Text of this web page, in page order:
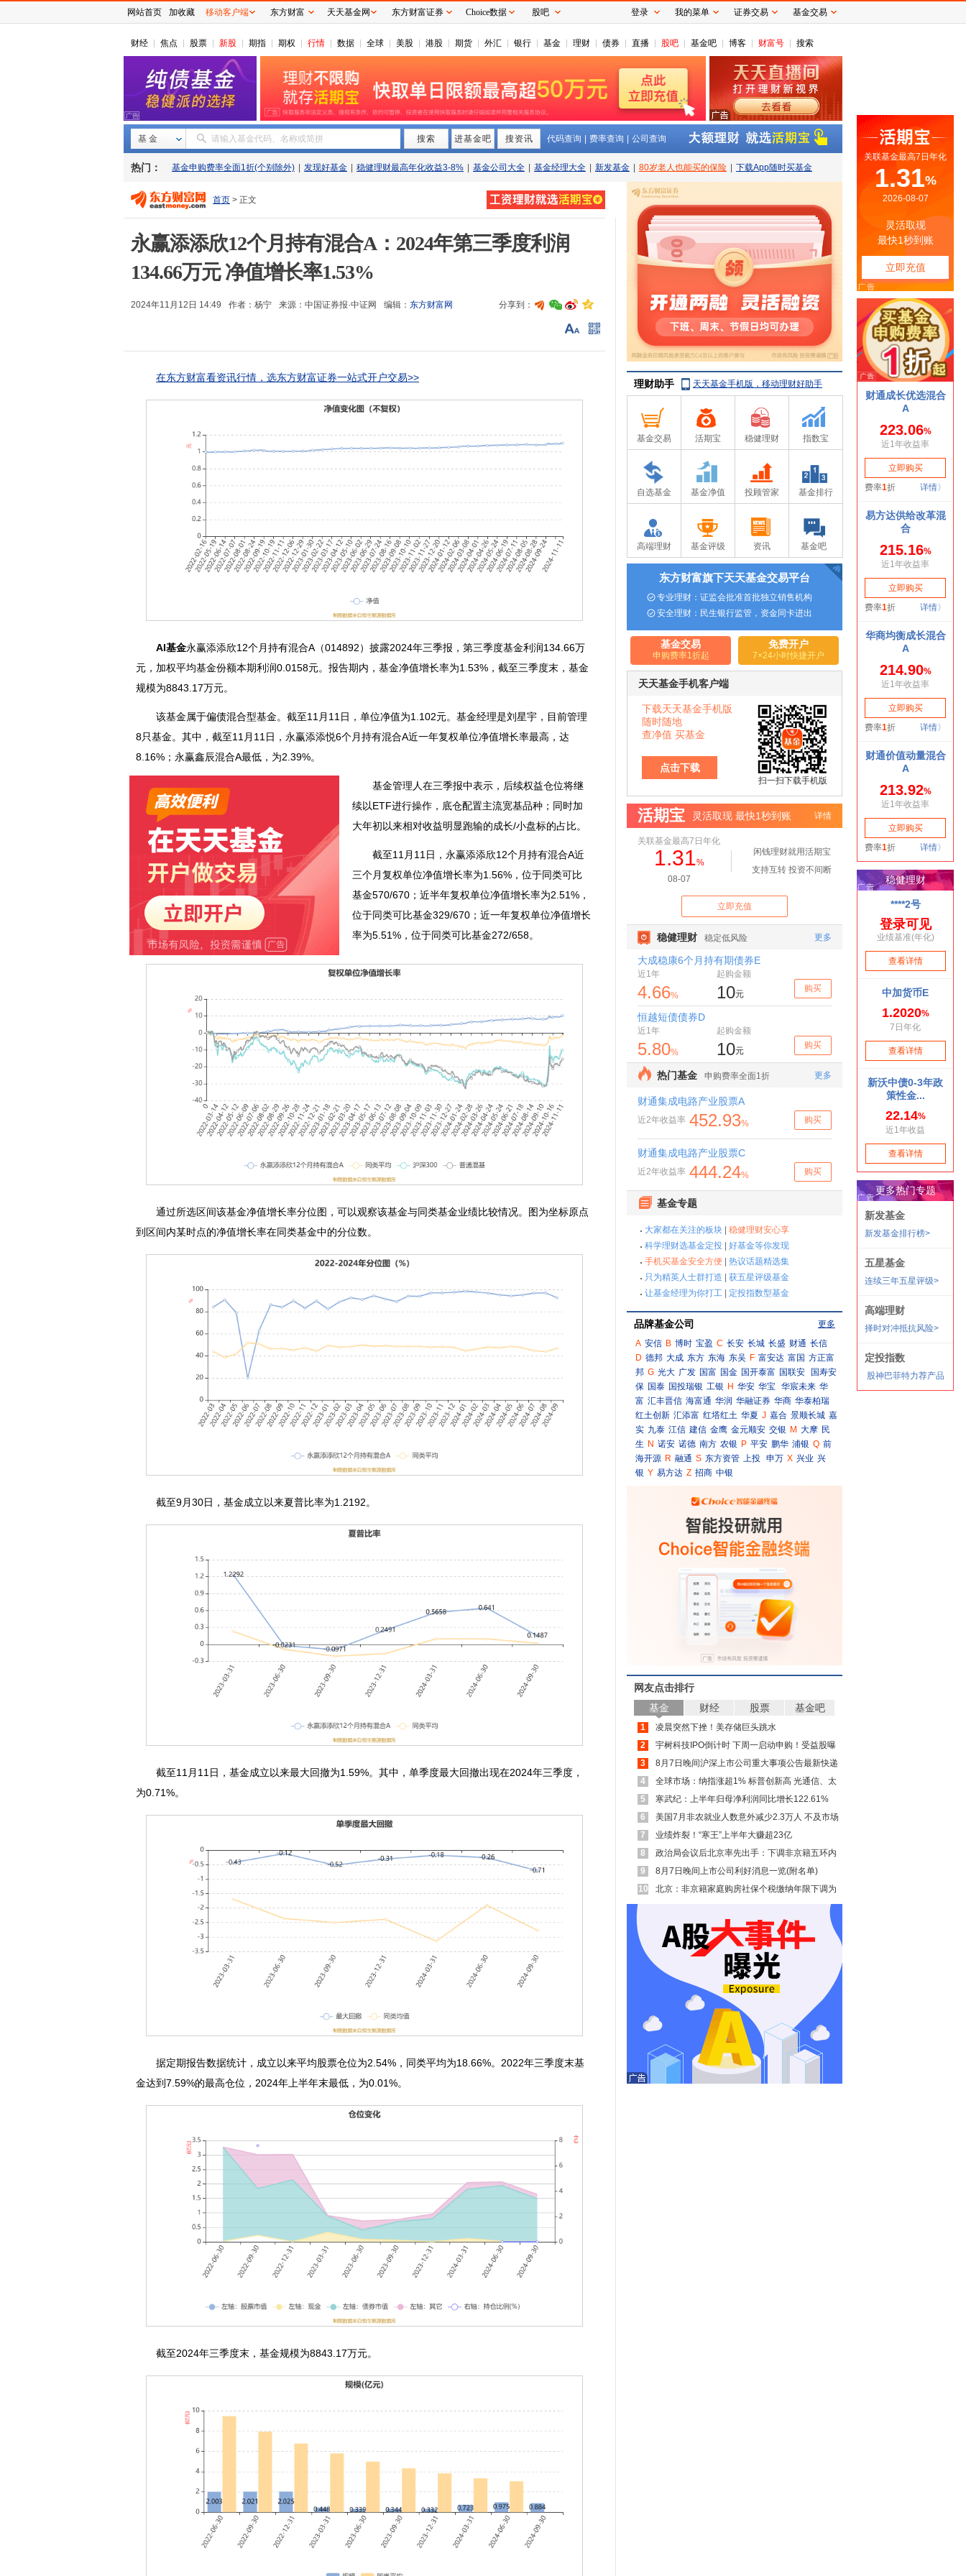
财经 焦点 股票 新股 期指 期权 行情 数据 全球 美股 港股 期货 外汇 银行 基金 理财 债券 直播 股吧 基金吧 博客 财富号 搜索
基 金 请输入基金代码、名称或简拼 搜索 进基金吧 搜资讯 代码查询 费率查询 公司查询
热门： 基金申购费率全面1折(个别除外) 发现好基金 稳健理财最高年化收益3-8% 基金公司大全 基金经理大全 新发基金 80岁老人也能买的保险 下载App随时买基金
首页 > 正文
永赢添添欣12个月持有混合A：2024年第三季度利润
134.66万元 净值增长率1.53%
2024年11月12日 14:49 作者：杨宁 来源： 中国证券报·中证网 编辑： 东方财富网 分享到：
在东方财富看资讯行情，选东方财富证券一站式开户交易>>
AI基金永赢添添欣12个月持有混合A（014892）披露2024年三季报，第三季度基金利润134.66万
元，加权平均基金份额本期利润0.0158元。报告期内，基金净值增长率为1.53%，截至三季度末，基金
规模为8843.17万元。
该基金属于偏债混合型基金。截至11月11日，单位净值为1.102元。基金经理是刘星宇，目前管理
8只基金。其中，截至11月11日，永赢添添悦6个月持有混合A近一年复权单位净值增长率最高，达
8.16%；永赢鑫辰混合A最低，为2.39%。
基金管理人在三季报中表示，后续权益仓位将继
续以ETF进行操作，底仓配置主流宽基品种；同时加
大年初以来相对收益明显跑输的成长/小盘标的占比。
截至11月11日，永赢添添欣12个月持有混合A近
三个月复权单位净值增长率为1.56%，位于同类可比
基金570/670；近半年复权单位净值增长率为2.51%，
位于同类可比基金329/670；近一年复权单位净值增长
率为5.51%，位于同类可比基金272/658。
通过所选区间该基金净值增长率分位图，可以观察该基金与同类基金业绩比较情况。图为坐标原点
到区间内某时点的净值增长率在同类基金中的分位数。
截至9月30日，基金成立以来夏普比率为1.2192。
截至11月11日，基金成立以来最大回撤为1.59%。其中，单季度最大回撤出现在2024年三季度，
为0.71%。
据定期报告数据统计，成立以来平均股票仓位为2.54%，同类平均为18.66%。2022年三季度末基
金达到7.59%的最高仓位，2024年上半年末最低，为0.01%。
截至2024年三季度末，基金规模为8843.17万元。
理财助手 天天基金手机版，移动理财好助手
基金交易 活期宝 稳健理财 指数宝
自选基金 基金净值 投顾管家 基金排行
高端理财 基金评级 资讯 基金吧
品牌基金公司
更多
A 安信 B 博时 宝盈 C 长安 长城 长盛 财通 长信
D 德邦 大成 东方 东海 东吴 F 富安达 富国 方正富
邦 G 光大 广发 国富 国金 国开泰富 国联安
国寿安
保 国泰 国投瑞银 工银 H 华安 华宝 华宸未来 华
富 汇丰晋信 海富通 华润 华融证券 华商 华泰柏瑞
红土创新 汇添富 红塔红土 华夏 J 嘉合 景顺长城 嘉
实 九泰 江信 建信 金鹰 金元顺安 交银 M 大摩 民
生 N 诺安 诺德 南方 农银 P 平安 鹏华 浦银 Q 前
海开源 R 融通 S 东方资管 上投 申万 X 兴业 兴
银 Y 易方达 Z 招商 中银
网友点击排行
基金
财经 股票 基金吧
1
凌晨突然下挫！美存储巨头跳水
2
宇树科技IPO倒计时 下周一启动申购！受益股曝
光
3
8月7日晚间沪深上市公司重大事项公告最新快递
4
全球市场：纳指涨超1% 标普创新高 光通信、太
空板块大涨 SpaceX涨超15%
5
寒武纪：上半年归母净利润同比增长122.61%
6
美国7月非农就业人数意外减少2.3万人 不及市场
预期
7
业绩炸裂！“寒王”上半年大赚超23亿
8
政治局会议后北京率先出手：下调非京籍五环内
购房门槛 公积金贷款最高可达340万元
9
8月7日晚间上市公司利好消息一览(附名单)
10
北京：非京籍家庭购房社保个税缴纳年限下调为
网站首页 加收藏 移动客户端 东方财富 天天基金网 东方财富证券 Choice数据 股吧 登录 我的菜单 证券交易 基金交易